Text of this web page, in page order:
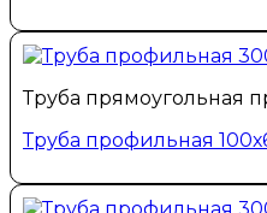
Труба прямоугольная
Труба профильная